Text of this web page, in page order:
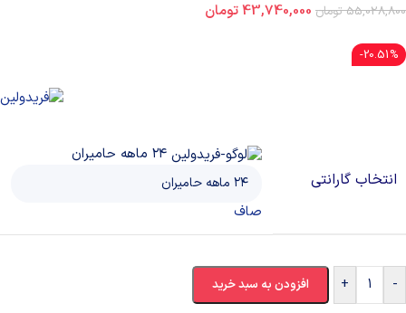
55,028,800تومان 43,740,000تومان
20.51%-
انتخاب گارانتی
۲۴ ماهه حامیران
صاف
-
+ افزودن به سبد خرید